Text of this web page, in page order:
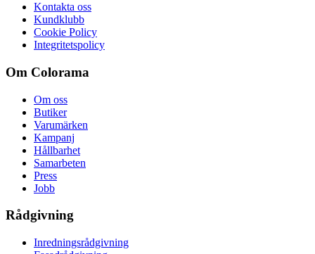
Kontakta oss
Kundklubb
Cookie Policy
Integritetspolicy
Om Colorama
Om oss
Butiker
Varumärken
Kampanj
Hållbarhet
Samarbeten
Press
Jobb
Rådgivning
Inredningsrådgivning